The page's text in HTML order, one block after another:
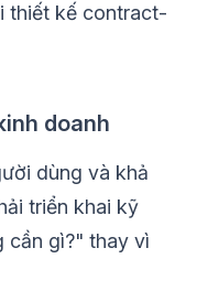
thiết kế contract-
doanh
dùng và khả
triển khai kỹ
cần gì?" thay vì